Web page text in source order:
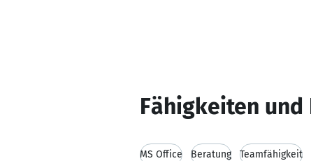
Fähigkeiten und
MS Office Beratung Teamfähigkeit